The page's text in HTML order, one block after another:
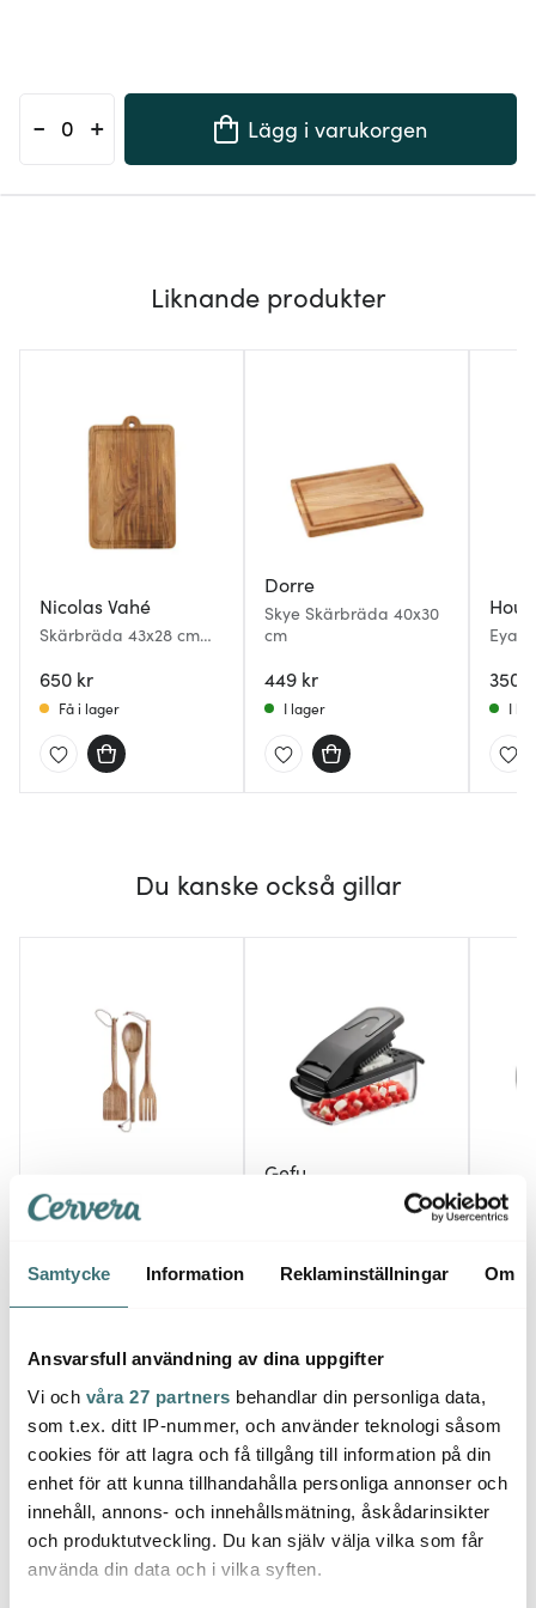
Samtycke Information Reklaminställningar Om
Ansvarsfull användning av dina uppgifter
Vi och våra 27 partners behandlar din personliga data,
som t.ex. ditt IP-nummer, och använder teknologi såsom
cookies för att lagra och få tillgång till information på din
enhet för att kunna tillhandahålla personliga annonser och
innehåll, annons- och innehållsmätning, åskådarinsikter
och produktutveckling. Du kan själv välja vilka som får
använda din data och i vilka syften.
- + Lägg i varukorgen
Liknande produkter
Nicolas Vahé
Skärbräda 43x28 cm
650 kr
Få i lager
Dorre
Skye Skärbräda 40x30
cm
449 kr
I lager
Eya
350
I
Du kanske också gillar
Anders Petter
Stenfors Redskap 3
379 kr
Gefu
grönsakshackare med
899 kr
pack
55 kr
Låt dig inspireras av våra kunder